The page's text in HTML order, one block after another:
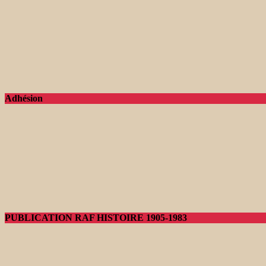
Adhésion
PUBLICATION RAF HISTOIRE 1905-1983